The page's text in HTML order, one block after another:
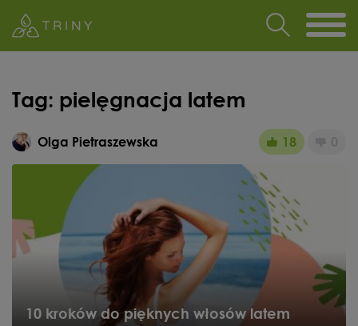
Tag: pielęgnacja latem
10 kroków do pięknych włosów latem
Olga Pietraszewska 18